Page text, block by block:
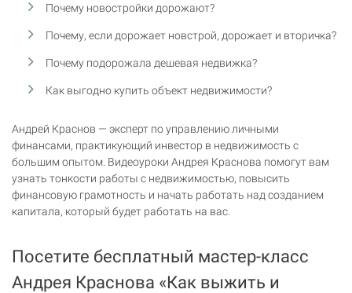
Почему новостройки дорожают?
Почему, если дорожает новстрой, дорожает и вторичка?
Почему подорожала дешевая недвижка?
Как выгодно купить объект недвижимости?
Андрей Краснов — эксперт по управлению личными
финансами, практикующий инвестор в недвижимость с
большим опытом. Видеоуроки Андрея Краснова помогут вам
узнать тонкости работы с недвижимостью, повысить
финансовую грамотность и начать работать над созданием
капитала, который будет работать на вас.
Посетите бесплатный мастер-класс
Андрея Краснова «Как выжить и